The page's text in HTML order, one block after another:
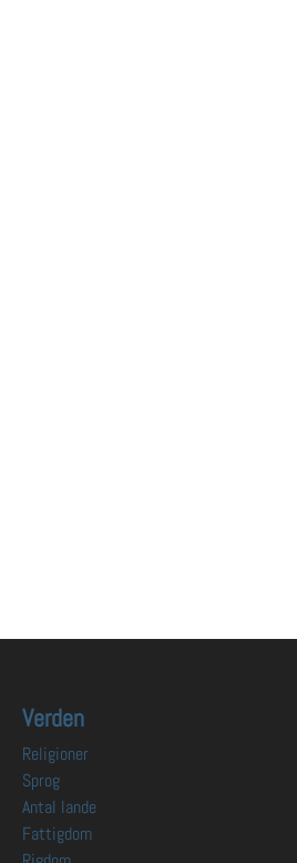
Verden
Religioner
Sprog
Antal lande
Fattigdom